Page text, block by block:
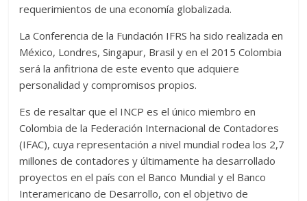
requerimientos de una economía globalizada.
La Conferencia de la Fundación IFRS ha sido realizada en
México, Londres, Singapur, Brasil y en el 2015 Colombia
será la anfitriona de este evento que adquiere
personalidad y compromisos propios.
Es de resaltar que el INCP es el único miembro en
Colombia de la Federación Internacional de Contadores
(IFAC), cuya representación a nivel mundial rodea los 2,7
millones de contadores y últimamente ha desarrollado
proyectos en el país con el Banco Mundial y el Banco
Interamericano de Desarrollo, con el objetivo de